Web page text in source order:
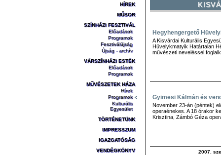
HÍREK
MŰSOR
SZÍNHÁZI FESZTIVÁL
Előadások
Programok
Fesztiválújság
Újság - archív
VÁRSZÍNHÁZI ESTÉK
Előadások
Programok
MŰVÉSZETEK HÁZA
Hírek
Programok
Kulturális
Egyesület
TÖRTÉNETÜNK
IMPRESSZUM
IGAZGATÓSÁG
VENDÉGKÖNYV
Hegyhengergető
A Kisvárdai Kulturális
Hüvelykmatyik Határtalan
művészeti neveléssel
Gyimesi Kálmán és
November 23-án (péntek)
operaénekes. A 18 órakor
Krisztina, Zámbó Géza
2007.